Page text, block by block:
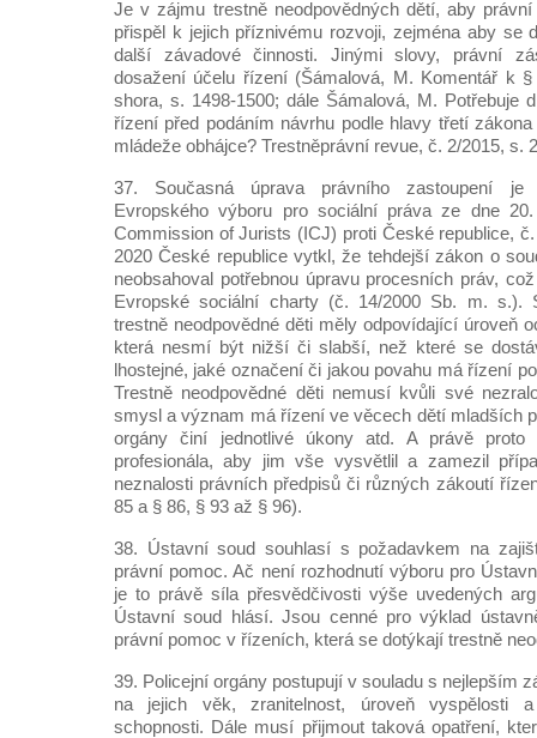
Je v zájmu trestně neodpovědných dětí, aby
přispěl k jejich příznivému rozvoji, zejména aby se
další závadové činnosti. Jinými slovy, právní
dosažení účelu řízení (Šámalová, M. Komentář k
shora, s. 1498-1500; dále Šámalová, M. Potřebuje
řízení před podáním návrhu podle hlavy třetí
mládeže obhájce? Trestněprávní revue, č. 2/2015, s.
37. Současná úprava právního zastoupení
Evropského výboru pro sociální práva ze dne
Commission of Jurists (ICJ) proti České republice,
2020 České republice vytkl, že tehdejší zákon o
neobsahoval potřebnou úpravu procesních práv,
Evropské sociální charty (č. 14/2000 Sb. m. s.).
trestně neodpovědné děti měly odpovídající úroveň
která nesmí být nižší či slabší, než které se
lhostejné, jaké označení či jakou povahu má řízení
Trestně neodpovědné děti nemusí kvůli své
smysl a význam má řízení ve věcech dětí mladších
orgány činí jednotlivé úkony atd. A právě proto
profesionála, aby jim vše vysvětlil a zamezil
neznalosti právních předpisů či různých zákoutí
85 a § 86, § 93 až § 96).
38. Ústavní soud souhlasí s požadavkem na
právní pomoc. Ač není rozhodnutí výboru pro
je to právě síla přesvědčivosti výše uvedených
Ústavní soud hlásí. Jsou cenné pro výklad
právní pomoc v řízeních, která se dotýkají trestně
39. Policejní orgány postupují v souladu s nejlepším
na jejich věk, zranitelnost, úroveň vyspělosti
schopnosti. Dále musí přijmout taková opatření,